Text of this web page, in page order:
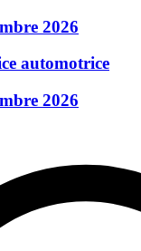
2026
automotrice
2026